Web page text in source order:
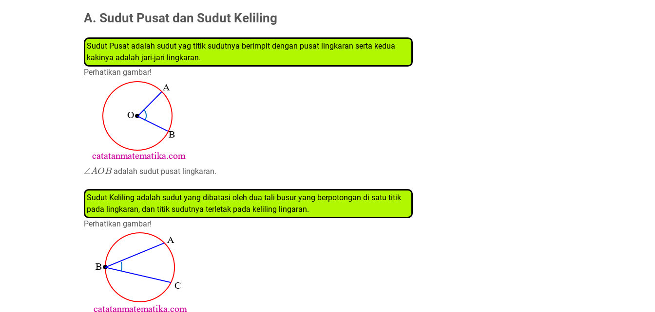
A. Sudut Pusat dan Sudut Keliling
Sudut Pusat adalah sudut yag titik sudutnya berimpit dengan pusat lingkaran serta kedua
kakinya adalah jari-jari lingkaran.
Perhatikan gambar!
∠ A O B
adalah sudut pusat lingkaran.
Sudut Keliling adalah sudut yang dibatasi oleh dua tali busur yang berpotongan di satu titik
pada lingkaran, dan titik sudutnya terletak pada keliling lingaran.
Perhatikan gambar!